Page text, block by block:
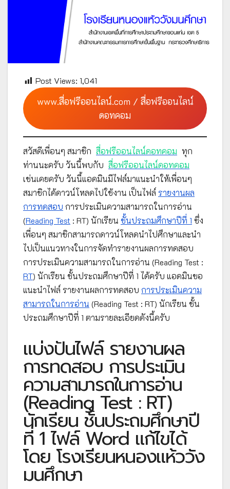
Post Views: 1,041
www.สื่อฟรีออนไลน์.com / สื่อฟรีออนไลน์
ดอทคอม
สวัสดีเพื่อนๆ สมาชิก สื่อฟรีออนไลน์ดอทคอม ทุก
ท่านนะครับ วันนี้พบกับ สื่อฟรีออนไลน์ดอทคอม
เช่นเคยครับ วันนี้แอดมินมีไฟล์มาแนะนำให้เพื่อนๆ
สมาชิกได้ดาวน์โหลดไปใช้งาน เป็นไฟล์ รายงานผล
การทดสอบ การประเมินความสามารถในการอ่าน
(Reading Test : RT) นักเรียน ชั้นประถมศึกษาปีที่ 1 ซึ่ง
เพื่อนๆ สมาชิกสามารถดาวน์โหลดนำไปศึกษาและนำ
ไปเป็นแนวทางในการจัดทำรายงานผลการทดสอบ
การประเมินความสามารถในการอ่าน (Reading Test :
RT) นักเรียน ชั้นประถมศึกษาปีที่ 1 ได้ครับ แอดมินขอ
แนะนำไฟล์ รายงานผลการทดสอบ การประเมินความ
สามารถในการอ่าน (Reading Test : RT) นักเรียน ชั้น
ประถมศึกษาปีที่ 1 ตามรายละเอียดดังนี้ครับ
แบ่งปันไฟล์ รายงานผล
การทดสอบ การประเมิน
ความสามารถในการอ่าน
(Reading Test : RT)
นักเรียน ชั้นประถมศึกษาปี
ที่ 1 ไฟล์ Word แก้ไขได้
โดย โรงเรียนหนองแห้ววัง
มนศึกษา